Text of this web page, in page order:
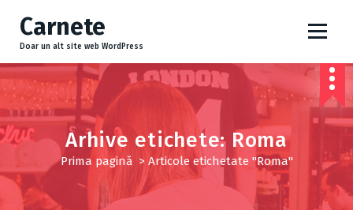
i
l
a
c
o
n
Carnete
Doar un alt site web WordPress
Arhive etichete: Roma
Prima pagină > Articole etichetate "Roma"